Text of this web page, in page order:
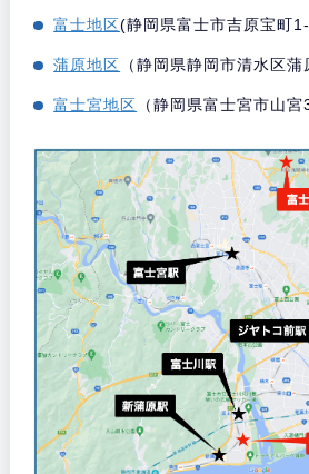
富士地区(静岡県富士市吉原宝町
蒲原地区 （静岡県静岡市清水区
富士宮地区 （静岡県富士宮市山宮